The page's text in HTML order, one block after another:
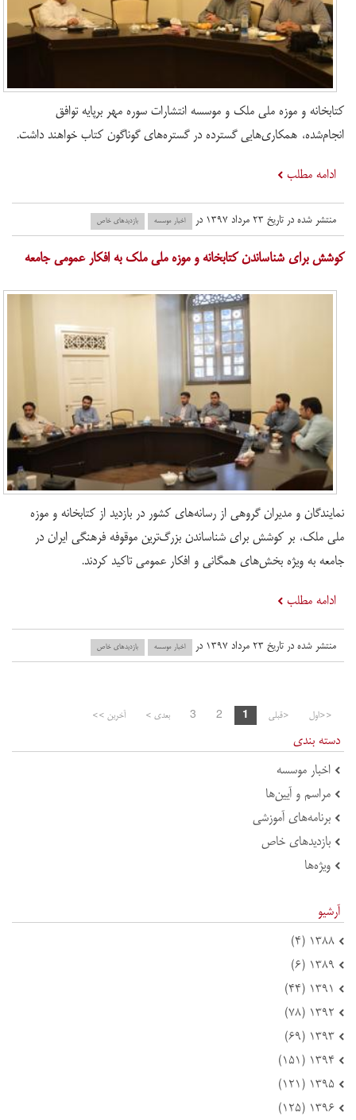
کتابخانه و موزه ملی ملک و موسسه انتشارات سوره مهر برپایه توافق
انجام‌شده، همکاری‌هایی گسترده در گستره‌های گوناگون کتاب خواهند داشت.
ادامه مطلب
منتشر شده در تاریخ ۲۳ مرداد ۱۳۹۷ در اخبار موسسه بازدید‌های خاص
کوشش برای شناساندن کتابخانه و موزه ملی ملک به افکار عمومی جامعه
نمایندگان و مدیران گروهی از رسانه‌های کشور در بازدید از کتابخانه و موزه
ملی ملک، بر کوشش برای شناساندن بزرگ‌ترین موقوفه فرهنگی ایران در
جامعه به ویژه بخش‌های همگانی و افکار عمومی تاکید کردند.
ادامه مطلب
منتشر شده در تاریخ ۲۳ مرداد ۱۳۹۷ در اخبار موسسه بازدید‌های خاص
<<اول <قبلی 1
2
3 بعدی > آخرین >>
دسته بندی
اخبار موسسه
مراسم و آیین‌ها
برنامه‌های آموزشی
بازدید‌های خاص
ویژه‌ها
آرشیو
۱۳۸۸ (۴)
۱۳۸۹ (۶)
۱۳۹۱ (۴۴)
۱۳۹۲ (۷۸)
۱۳۹۳ (۶۹)
۱۳۹۴ (۱۵۱)
۱۳۹۵ (۱۲۱)
۱۳۹۶ (۱۲۵)